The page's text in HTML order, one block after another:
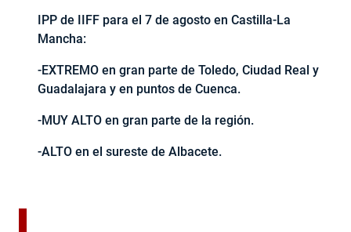
IPP de IIFF para el 7 de agosto en Castilla-La
Mancha:
-EXTREMO en gran parte de Toledo, Ciudad Real y
Guadalajara y en puntos de Cuenca.
-MUY ALTO en gran parte de la región.
-ALTO en el sureste de Albacete.